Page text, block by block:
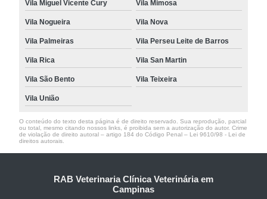
Vila Miguel Vicente Cury Vila Mimosa
Vila Nogueira Vila Nova
Vila Palmeiras Vila Perseu Leite de Barros
Vila Rica Vila San Martin
Vila São Bento Vila Teixeira
Vila União
O conteúdo do texto desta página é de direito reservado. Sua reprodução, parcial
ou total, mesmo citando nossos links, é proibida sem a autorização do autor. Crime
de violação de direito autoral – artigo 184 do Código Penal – Lei 9610/98 - Lei de
direitos autorais
RAB Veterinaria Clínica Veterinária em
Campinas